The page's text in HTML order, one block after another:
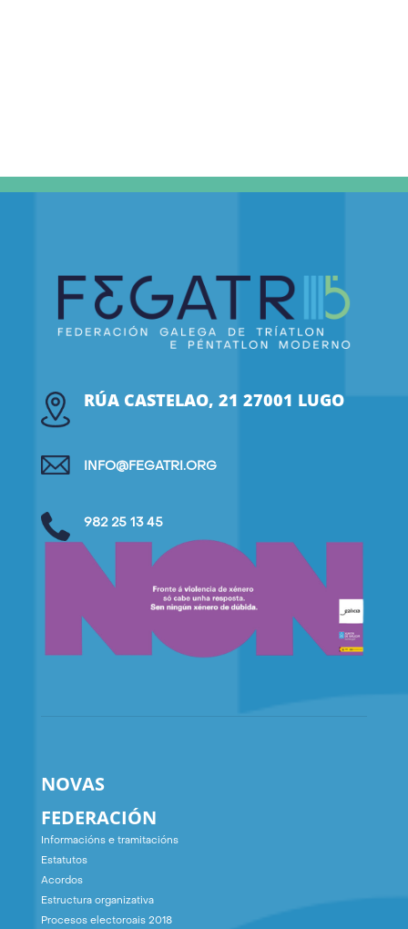
RÚA CASTELAO, 21 27001 LUGO
INFO@FEGATRI.ORG
982 25 13 45
NOVAS
FEDERACIÓN
Informacións e tramitacións
Estatutos
Acordos
Estructura organizativa
Procesos electoroais 2018